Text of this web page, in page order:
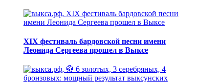
XIX фестиваль бардовской песни имени
Леонида Сергеева прошел в Выксе